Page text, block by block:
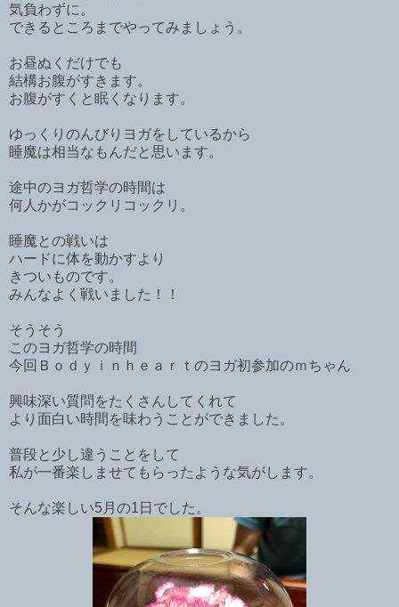
気負わずに。
できるところまでやってみましょう。
お昼ぬくだけでも
結構お腹がすきます。
お腹がすくと眠くなります。
ゆっくりのんびりヨガをしているから
睡魔は相当なもんだと思います。
途中のヨガ哲学の時間は
何人かがコックリコックリ。
睡魔との戦いは
ハードに体を動かすより
きついものです。
みんなよく戦いました！！
そうそう
このヨガ哲学の時間
今回Ｂｏｄｙｉｎｈｅａｒｔのヨガ初参加のｍちゃん
興味深い質問をたくさんしてくれて
より面白い時間を味わうことができました。
普段と少し違うことをして
私が一番楽しませてもらったような気がします。
そんな楽しい5月の1日でした。